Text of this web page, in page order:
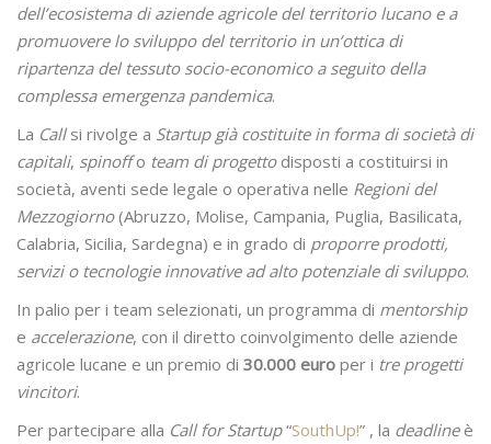
dell’ecosistema di aziende agricole del territorio lucano e a
promuovere lo sviluppo del territorio in un’ottica di
ripartenza del tessuto socio-economico a seguito della
complessa emergenza pandemica.
La Callsi rivolge a Startup già costituite in forma di società di
capitali, spinoffo team di progettodisposti a costituirsi in
società, aventi sede legale o operativa nelle Regioni del
Mezzogiorno(Abruzzo, Molise, Campania, Puglia, Basilicata,
Calabria, Sicilia, Sardegna) e in grado di proporre prodotti,
servizi o tecnologie innovative ad alto potenziale di sviluppo.
In palio per i team selezionati, un programma di mentorship
e accelerazione, con il diretto coinvolgimento delle aziende
agricole lucane e un premio di 30.000 euro per i tre progetti
vincitori.
Per partecipare alla Call for Startup“SouthUp!” , la deadlineè